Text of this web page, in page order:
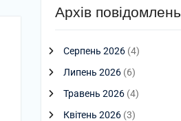
Архів повідомлень
Серпень 2026 (4)
Липень 2026 (6)
Травень 2026 (4)
Квітень 2026 (3)